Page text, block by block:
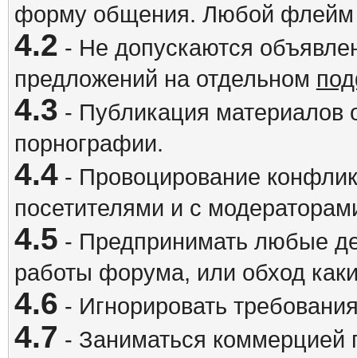
форму общения. Любой флейм
4.2 - Не допускаются
предложений на отдельном
4.3 - Публикация материалов
порнографии.
4.4- Провоцирование
посетителями и с
4.5 - Предпринимать любые
работы форума, или обход
4.6 - Игнорировать
4.7 - Заниматься коммерцией